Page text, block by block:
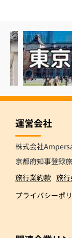
運営会社
株式会社
京都府知事登録
旅行業約款 旅
プライバシーポ